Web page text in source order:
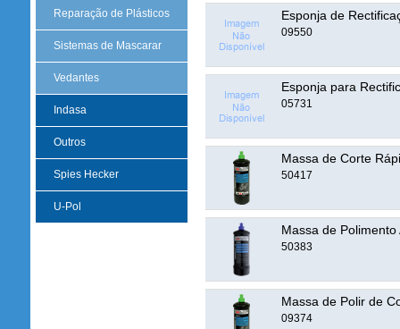
Reparação de Plásticos
Sistemas de Mascarar
Vedantes
Indasa
Outros
Spies Hecker
U-Pol
Esponja de
09550
Esponja para
05731
Massa de Corte
50417
Massa de
50383
Massa de Polir de
09374